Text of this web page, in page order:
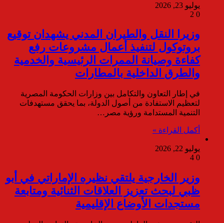
يوليو 23, 2026
0
وزيرا النقل والطيران المدني يشهدان توقيع
بروتوكول لتنفيذ أعمال مشروعات رفع
كفاءة وصيانة الممرات الرئيسية والخدمية
والطرق الداخلية بالمطارات
في إطار التعاون والتكامل بين وزارات الحكومة المصرية
لتعظيم الاستفادة من أصول الدولة، بما يحقق مستهدفات
التنمية المستدامة ورؤية مصر…
أكمل القراءة »
يوليو 22, 2026
0
وزير الخارجية يلتقي نظيره الإماراتي في أبو
ظبي لبحث تعزيز العلاقات الثنائية ومتابعة
مستجدات الأوضاع الإقليمية